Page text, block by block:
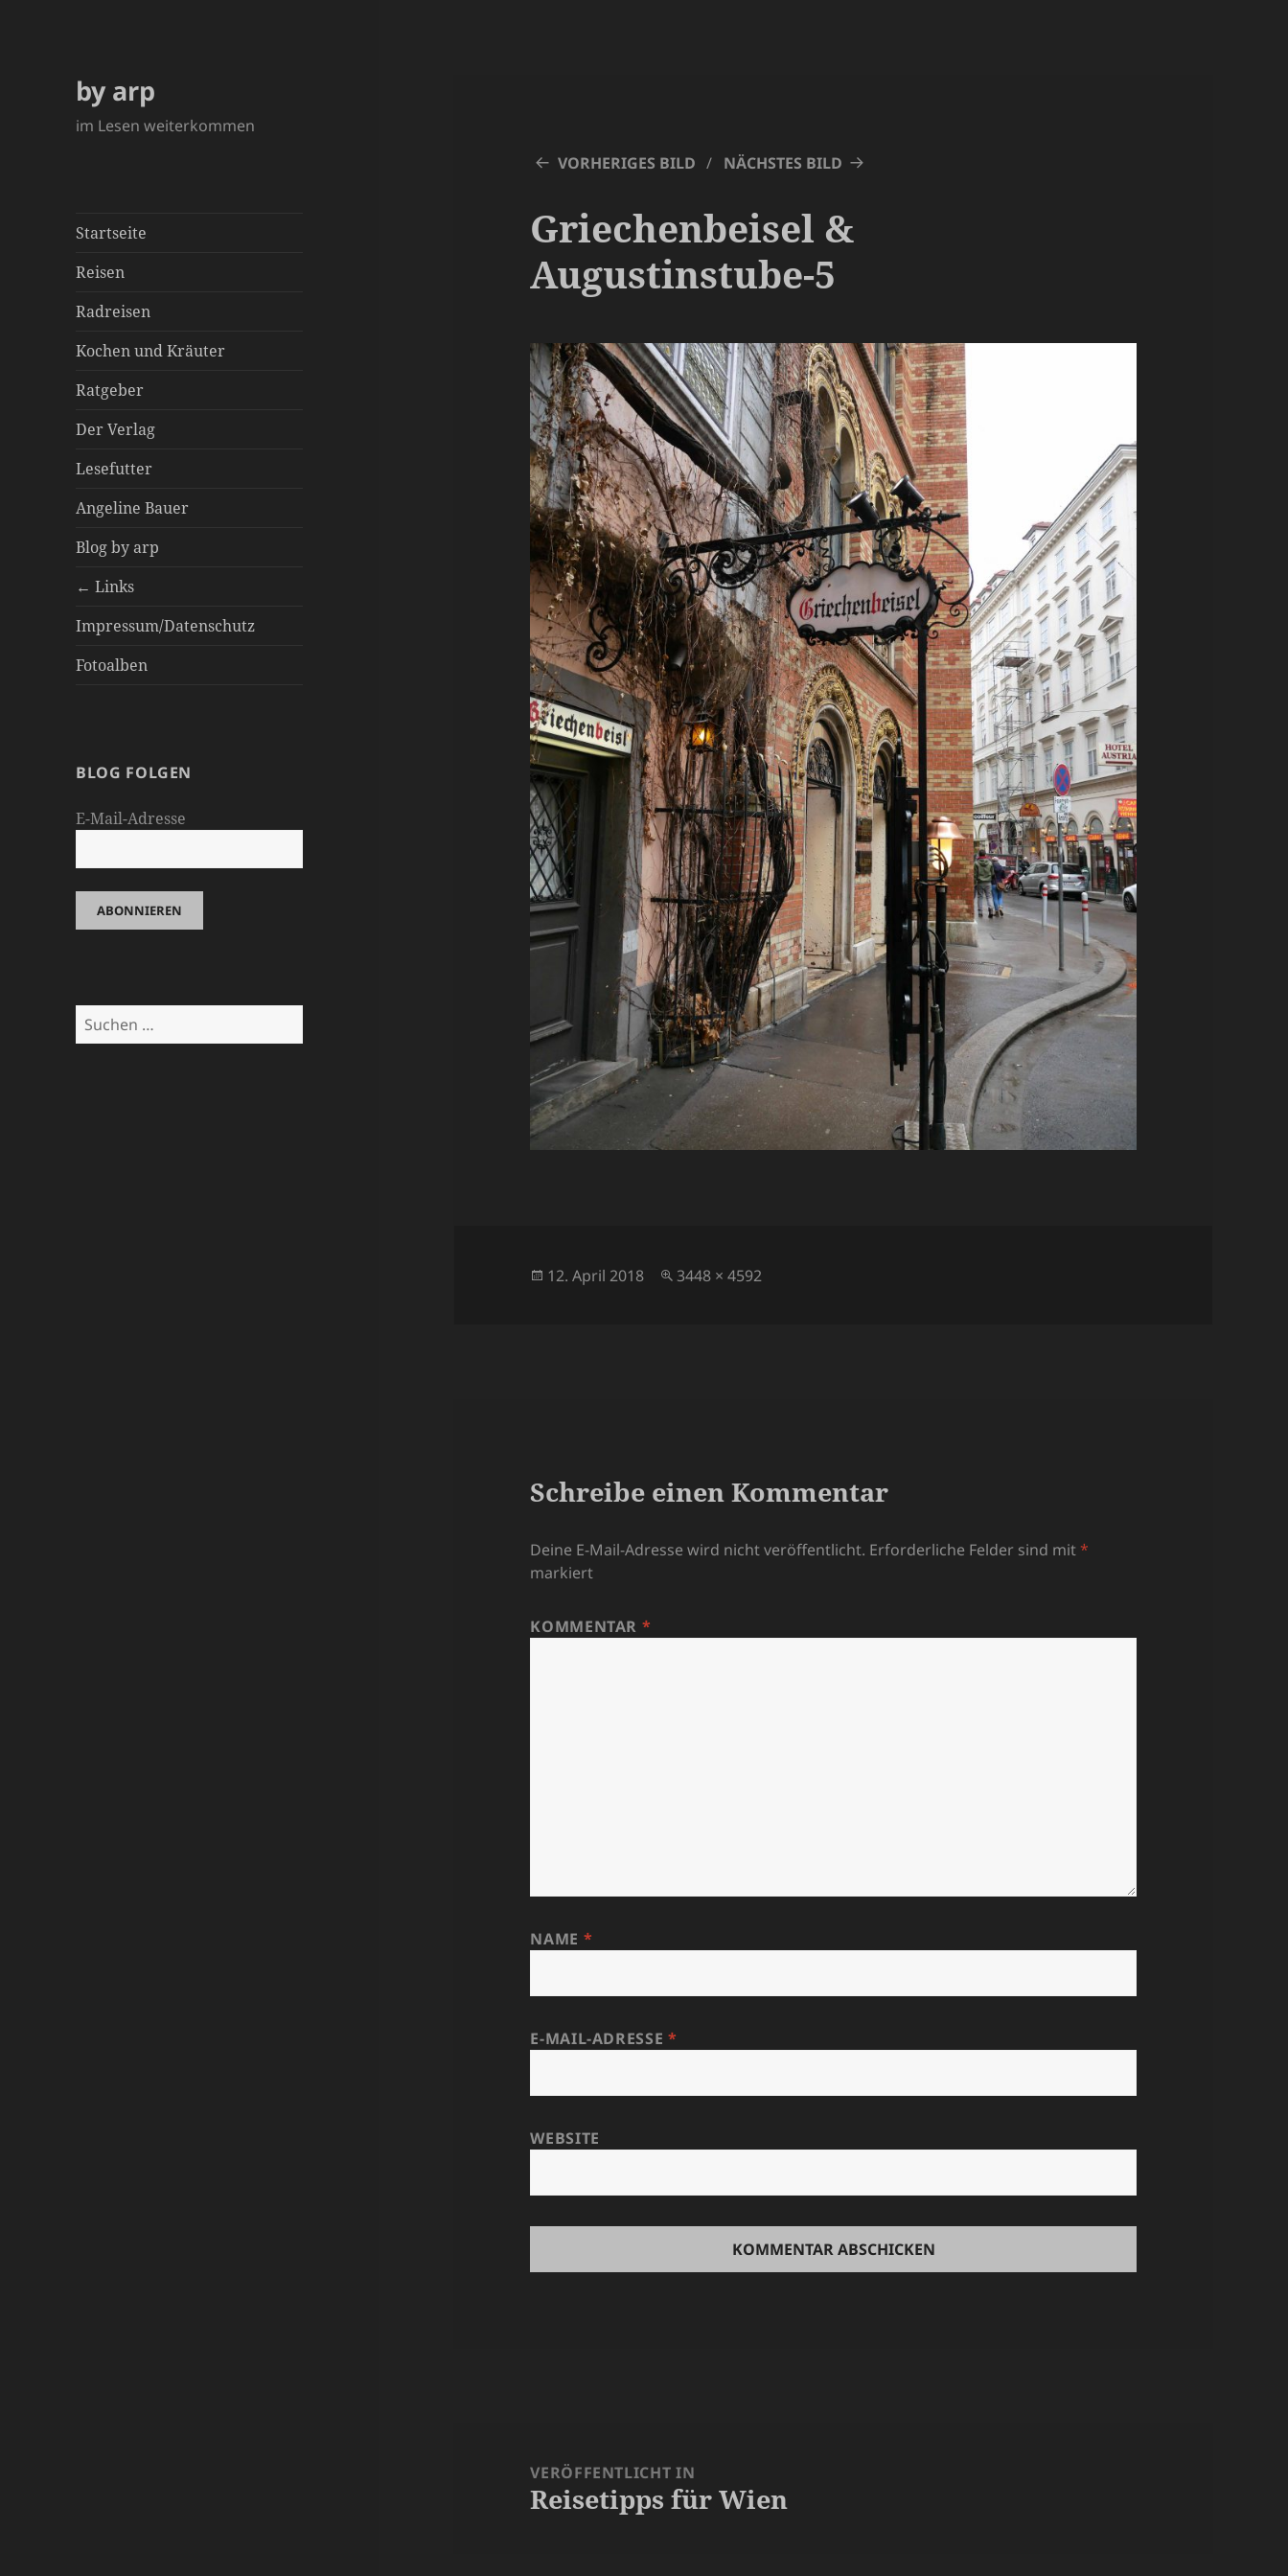
by arp
im Lesen weiterkommen
Startseite
Reisen
Radreisen
Kochen und Kräuter
Ratgeber
Der Verlag
Lesefutter
Angeline Bauer
Blog by arp
← Links
Impressum/Datenschutz
Fotoalben
BLOG FOLGEN
E-Mail-Adresse
Suchen
nach:
VORHERIGES BILD NÄCHSTES BILD
Griechenbeisel &
Augustinstube-5
Veröffentlicht
12. April 2018
Volle
3448 × 4592
Schreibe einen Kommentar
Deine E-Mail-Adresse wird nicht veröffentlicht. Erforderliche Felder sind mit*
markiert
KOMMENTAR *
NAME *
E-MAIL-ADRESSE *
WEBSITE
VERÖFFENTLICHT IN
Reisetipps für Wien